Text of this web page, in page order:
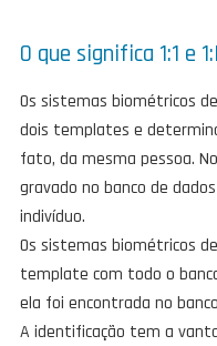
O que significa 1:1 e
Os sistemas biométricos
dois templates e
fato, da mesma pessoa.
gravado no banco de
indivíduo.
Os sistemas biométricos
template com todo o
ela foi encontrada no
A identificação tem a